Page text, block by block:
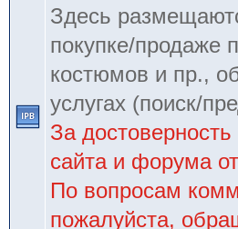
Здесь
покупке/продаже
костюмов и пр.,
услугах (поиск/
За
сайта и форума
По вопросам
пожалуйста,